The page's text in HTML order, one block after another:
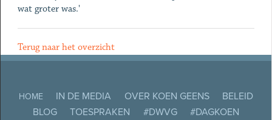
wat groter was.'
Terug naar het overzicht
HOME IN DE MEDIA OVER KOEN GEENS
BELEID
BLOG
TOESPRAKEN #DWVG
#DAGKOEN